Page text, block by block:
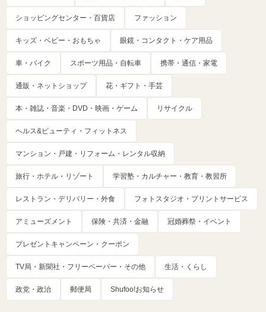
ショッピングセンター・百貨店 ファッション
キッズ・ベビー・おもちゃ 眼鏡・コンタクト・ケア用品
車・バイク スポーツ用品・自転車 携帯・通信・家電
通販・ネットショップ 花・ギフト・手芸
本・雑誌・音楽・DVD・映画・ゲーム リサイクル
ヘルス&ビューティ・フィットネス
マンション・戸建・リフォーム・レンタル収納
旅行・ホテル・リゾート 学習塾・カルチャー・教育・教習所
レストラン・デリバリー・外食 フォトスタジオ・プリントサービス
アミューズメント 保険・共済・金融 冠婚葬祭・イベント
プレゼントキャンペーン・クーポン
TV局・新聞社・フリーペーパー・その他 生活・くらし
政党・政治 郵便局 Shufoo!お知らせ